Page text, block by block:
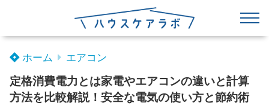
ホーム エアコン
定格消費電力とは家電やエアコンの違いと計算
方法を比較解説！安全な電気の使い方と節約術